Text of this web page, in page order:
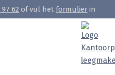
62 of vul hetformulier in